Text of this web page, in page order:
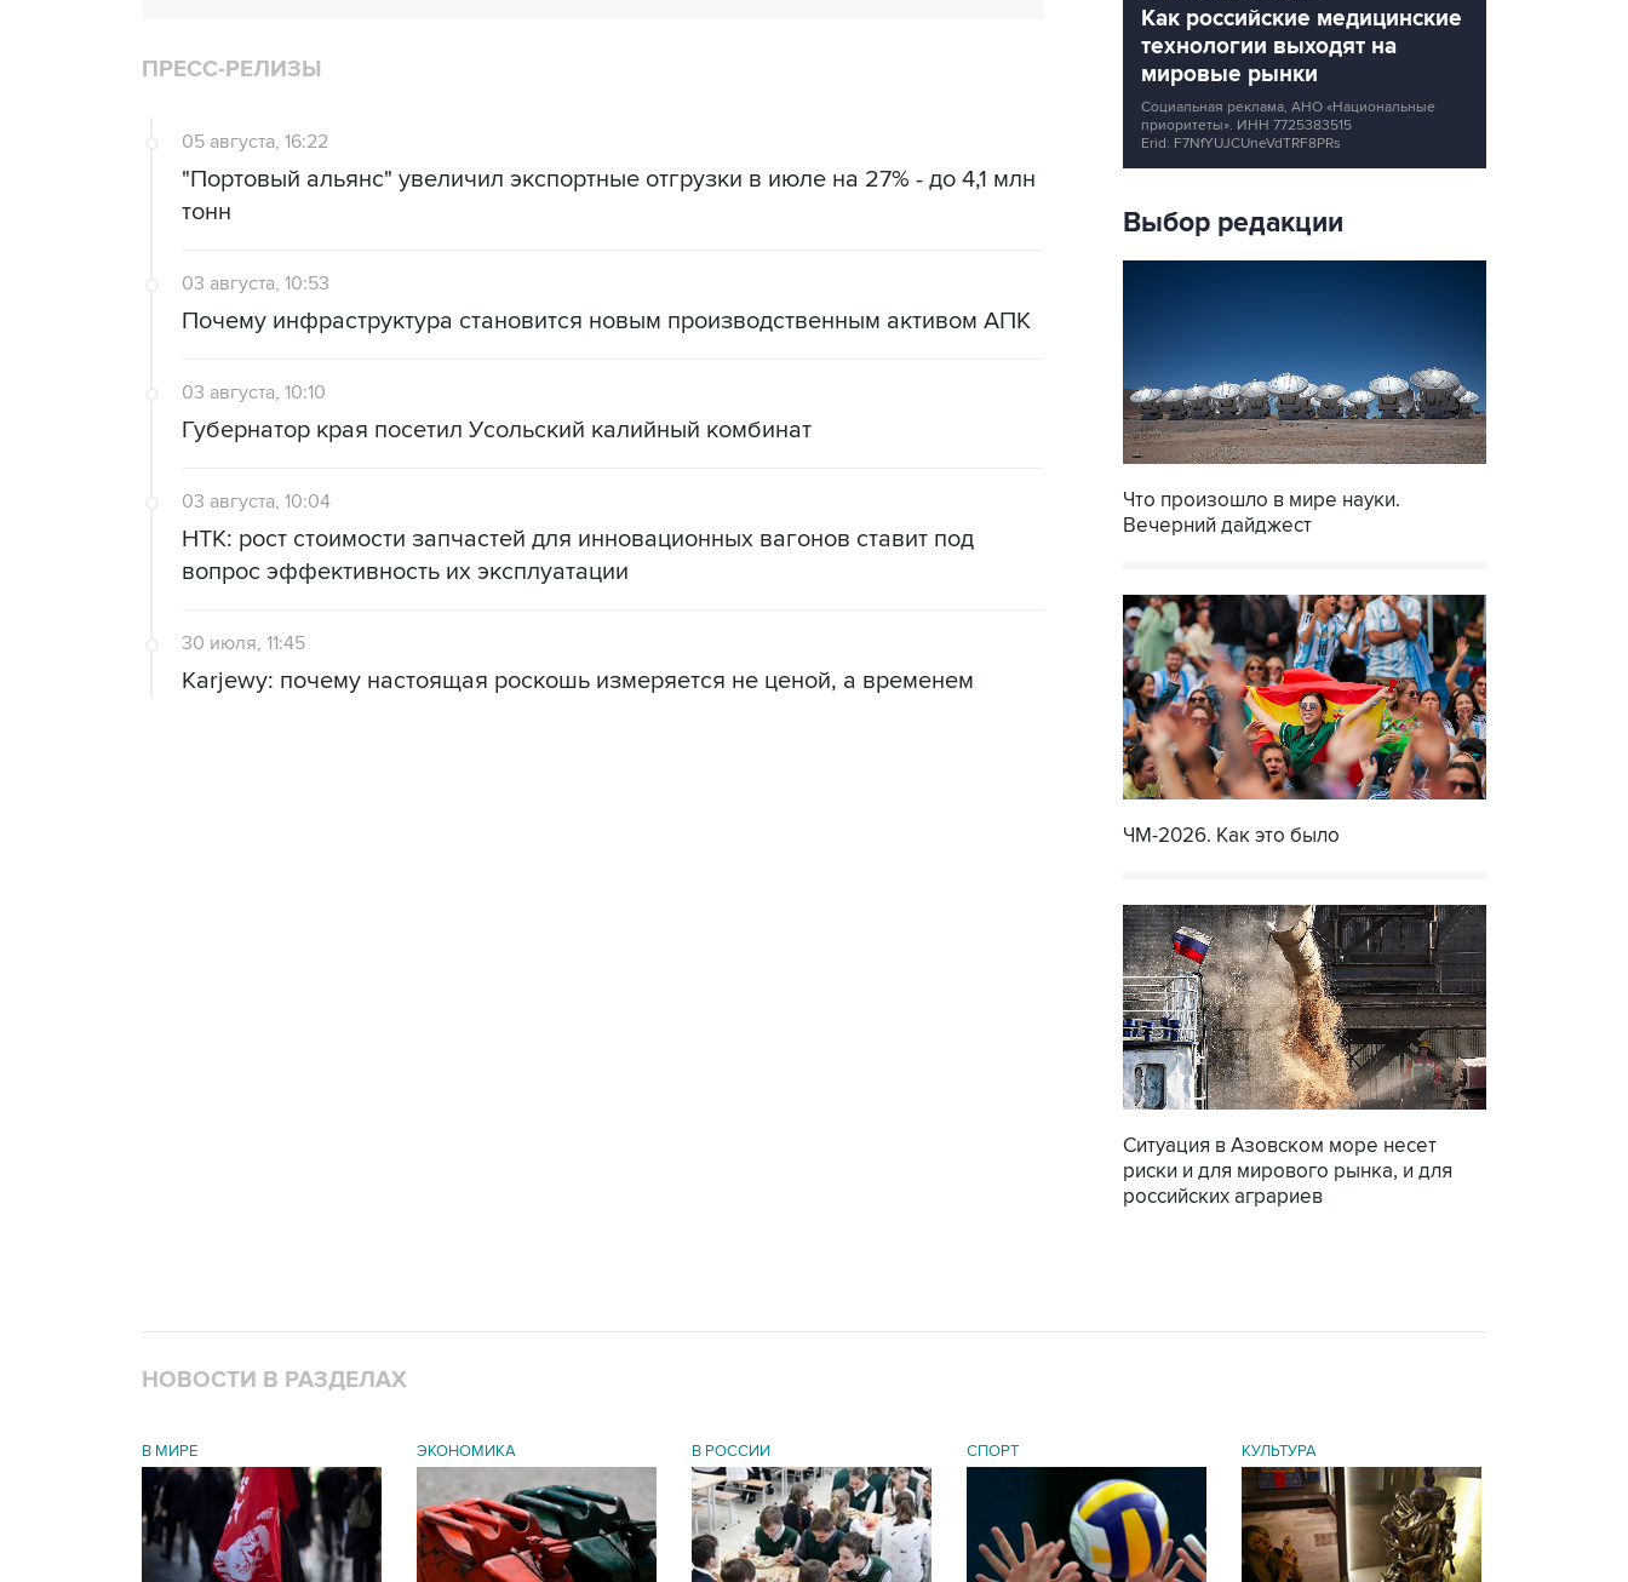
ПРЕСС-РЕЛИЗЫ
05 августа, 16:22
"Портовый альянс" увеличил экспортные отгрузки в июле на 27% - до 4,1 млн
тонн
03 августа, 10:53
Почему инфраструктура становится новым производственным активом АПК
03 августа, 10:10
Губернатор края посетил Усольский калийный комбинат
03 августа, 10:04
НТК: рост стоимости запчастей для инновационных вагонов ставит под
вопрос эффективность их эксплуатации
30 июля, 11:45
Karjewy: почему настоящая роскошь измеряется не ценой, а временем
Как российские медицинские
технологии выходят на
мировые рынки
Социальная реклама, АНО «Национальные
приоритеты». ИНН 7725383515
Erid: F7NfYUJCUneVdTRF8PRs
Выбор редакции
Что произошло в мире науки.
Вечерний дайджест
ЧМ-2026. Как это было
Ситуация в Азовском море несет
риски и для мирового рынка, и для
российских аграриев
НОВОСТИ В РАЗДЕЛАХ
В МИРЕ ЭКОНОМИКА В РОССИИ СПОРТ КУЛЬТУРА